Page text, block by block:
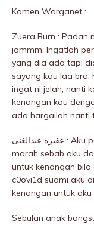
Komen Warganet :
Zuera Burn : Padan
jommm. Ingatlah
yang dia ada tapi
sayang kau laa bro.
ingat ni jelah, nanti
kenangan kau
ada hargailah nanti
عفيره عبدالغنى : Aku pun cam bini kau bang tapi laki aku takde
marah sebab aku
untuk kenangan
c0ovi1d suami aku
kenangan untuk
Sebulan anak